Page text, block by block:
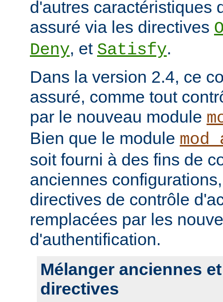
d'autres caractéristiques
assuré via les directives
Deny, et Satisfy.
Dans la version 2.4, ce
assuré, comme tout
par le nouveau module
Bien que le module
soit fourni à des fins de
anciennes
directives de contrôle
remplacées par les
d'authentification.
Mélanger anciennes
directives